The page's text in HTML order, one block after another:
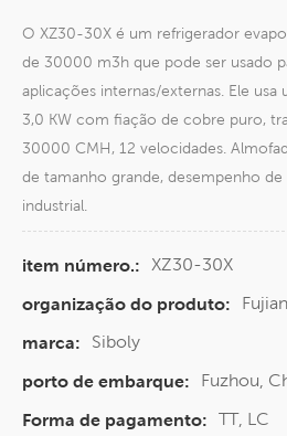
O XZ30-30X é um refrigerador
de 30000 m3h que pode ser usado
aplicações internas/externas. Ele
3,0 KW com fiação de cobre puro,
30000 CMH, 12 velocidades.
de tamanho grande, desempenho
industrial.
item número.: XZ30-30X
organização do produto:
marca:
Siboly
porto de embarque:
Fuzhou,
Forma de pagamento: TT, LC